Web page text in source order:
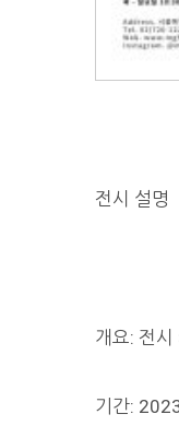
전시 설명
개요: 전시
기간: